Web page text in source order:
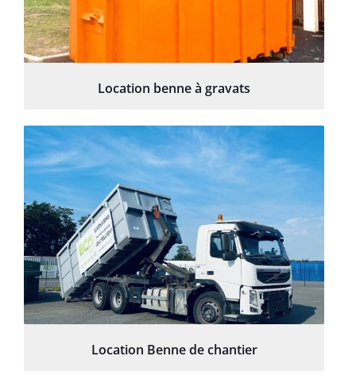
Location benne à gravats
Location Benne de chantier